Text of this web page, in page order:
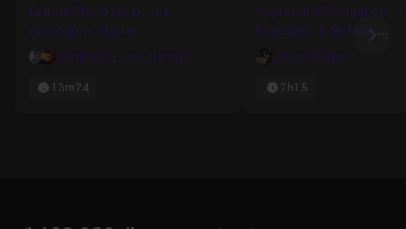
Gratuit Photoshop : Les
raccourcis clavier
Camille B. , Lesudformations
13m24
Apprendre Photoshop : 1
Principes, Interface,
Préférences
Gilles Pfeiffer
2h15